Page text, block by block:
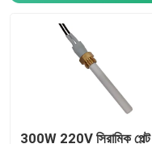
300W 220V সিরামিক পেল্ট